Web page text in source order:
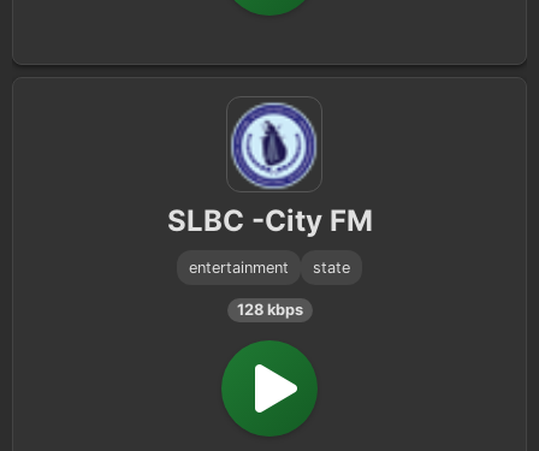
SLBC -City FM
entertainment state
128 kbps